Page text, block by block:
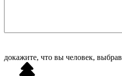
докажите, что вы человек, выбрав